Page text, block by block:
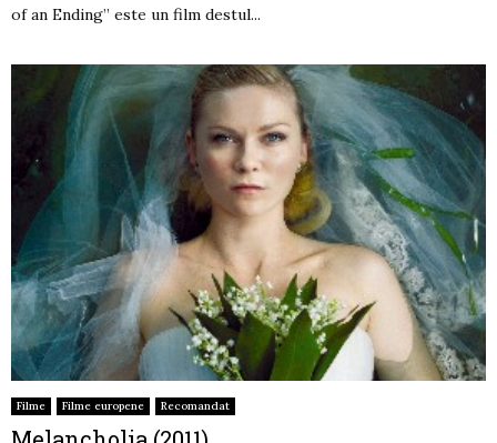
of an Ending” este un film destul...
Filme Filme europene Recomandat